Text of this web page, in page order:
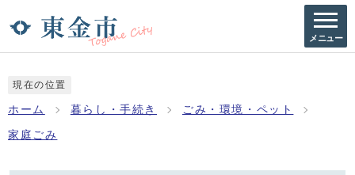
メニュー
現在の位置
ホーム 暮らし・手続き ごみ・環境・ペット
家庭ごみ